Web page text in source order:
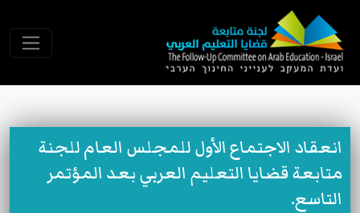
انعقاد الاجتماع الأول للمجلس العام للجنة
متابعة قضايا التعليم العربي بعد المؤتمر
التاسع.